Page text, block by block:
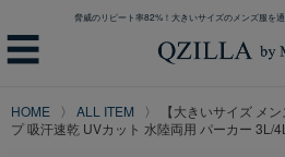
脅威のリピート率82%！大きいサイズのメンズ服を
☰
HOME ALL ITEM
【大きいサイズ メ
プ 吸汗速乾 UVカット 水陸両用 パーカー 3L/